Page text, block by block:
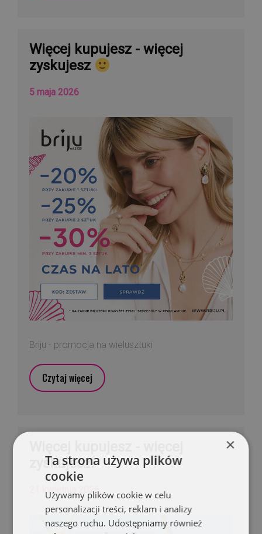
Więcej kupujesz - więcej
zyskujesz
5 maja 2026
Briju - promocja na wielusztuki
Czytaj więcej
zyskujesz!
21 kwietnia 2026
×
Ta strona używa plików
cookie
Używamy plików cookie w celu
personalizacji treści, reklam i analizy
naszego ruchu. Udostępniamy również